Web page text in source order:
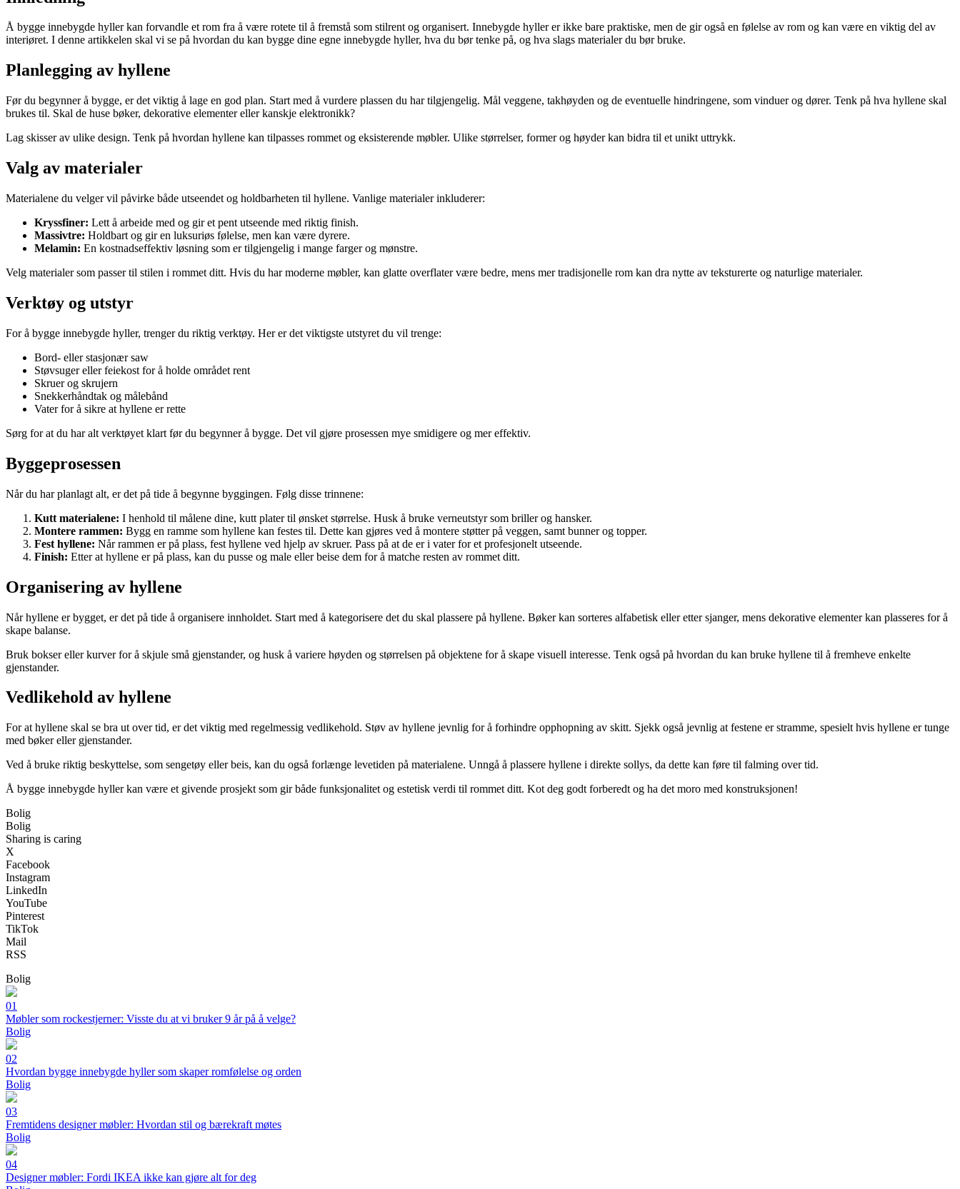
Å bygge innebygde hyller kan forvandle et rom fra å være rotete til å fremstå som stilrent og organisert. Innebygde hyller er ikke bare praktiske, men de gir også en følelse av rom og kan være en viktig del av
interiøret. I denne artikkelen skal vi se på hvordan du kan bygge dine egne innebygde hyller, hva du bør tenke på, og hva slags materialer du bør bruke.
Planlegging av hyllene
Før du begynner å bygge, er det viktig å lage en god plan. Start med å vurdere plassen du har tilgjengelig. Mål veggene, takhøyden og de eventuelle hindringene, som vinduer og dører. Tenk på hva hyllene skal
brukes til. Skal de huse bøker, dekorative elementer eller kanskje elektronikk?
Lag skisser av ulike design. Tenk på hvordan hyllene kan tilpasses rommet og eksisterende møbler. Ulike størrelser, former og høyder kan bidra til et unikt uttrykk.
Valg av materialer
Materialene du velger vil påvirke både utseendet og holdbarheten til hyllene. Vanlige materialer inkluderer:
Kryssfiner: Lett å arbeide med og gir et pent utseende med riktig finish.
Massivtre: Holdbart og gir en luksuriøs følelse, men kan være dyrere.
Melamin: En kostnadseffektiv løsning som er tilgjengelig i mange farger og mønstre.
Velg materialer som passer til stilen i rommet ditt. Hvis du har moderne møbler, kan glatte overflater være bedre, mens mer tradisjonelle rom kan dra nytte av teksturerte og naturlige materialer.
Verktøy og utstyr
For å bygge innebygde hyller, trenger du riktig verktøy. Her er det viktigste utstyret du vil trenge:
Bord- eller stasjonær saw
Støvsuger eller feiekost for å holde området rent
Skruer og skrujern
Snekkerhåndtak og målebånd
Vater for å sikre at hyllene er rette
Sørg for at du har alt verktøyet klart før du begynner å bygge. Det vil gjøre prosessen mye smidigere og mer effektiv.
Byggeprosessen
Når du har planlagt alt, er det på tide å begynne byggingen. Følg disse trinnene:
Kutt materialene: I henhold til målene dine, kutt plater til ønsket størrelse. Husk å bruke verneutstyr som briller og hansker.
Montere rammen: Bygg en ramme som hyllene kan festes til. Dette kan gjøres ved å montere støtter på veggen, samt bunner og topper.
Fest hyllene: Når rammen er på plass, fest hyllene ved hjelp av skruer. Pass på at de er i vater for et profesjonelt utseende.
Finish: Etter at hyllene er på plass, kan du pusse og male eller beise dem for å matche resten av rommet ditt.
Organisering av hyllene
Når hyllene er bygget, er det på tide å organisere innholdet. Start med å kategorisere det du skal plassere på hyllene. Bøker kan sorteres alfabetisk eller etter sjanger, mens dekorative elementer kan plasseres for å
skape balanse.
Bruk bokser eller kurver for å skjule små gjenstander, og husk å variere høyden og størrelsen på objektene for å skape visuell interesse. Tenk også på hvordan du kan bruke hyllene til å fremheve enkelte
gjenstander.
Vedlikehold av hyllene
For at hyllene skal se bra ut over tid, er det viktig med regelmessig vedlikehold. Støv av hyllene jevnlig for å forhindre opphopning av skitt. Sjekk også jevnlig at festene er stramme, spesielt hvis hyllene er tunge
med bøker eller gjenstander.
Ved å bruke riktig beskyttelse, som sengetøy eller beis, kan du også forlænge levetiden på materialene. Unngå å plassere hyllene i direkte sollys, da dette kan føre til falming over tid.
Å bygge innebygde hyller kan være et givende prosjekt som gir både funksjonalitet og estetisk verdi til rommet ditt. Kot deg godt forberedt og ha det moro med konstruksjonen!
Bolig
Bolig
Sharing is caring
X
Facebook
Instagram
LinkedIn
YouTube
Pinterest
TikTok
Mail
RSS
Bolig
01
Møbler som rockestjerner: Visste du at vi bruker 9 år på å velge?
Bolig
02
Hvordan bygge innebygde hyller som skaper romfølelse og orden
Bolig
03
Fremtidens designer møbler: Hvordan stil og bærekraft møtes
Bolig
04
Designer møbler: Fordi IKEA ikke kan gjøre alt for deg